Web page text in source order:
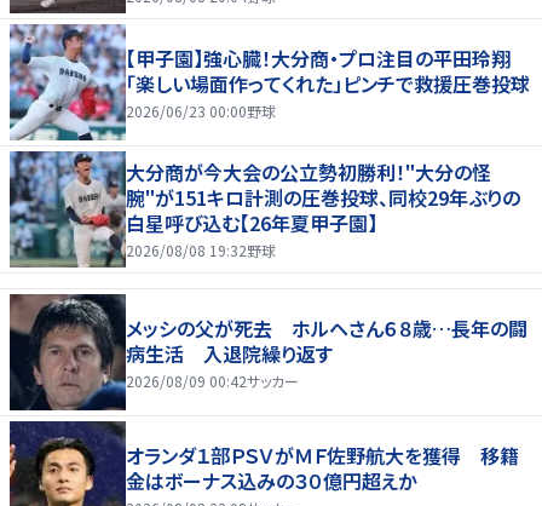
【甲子園】強心臓！大分商・プロ注目の平田玲翔
「楽しい場面作ってくれた」ピンチで救援圧巻投球
2026/06/23 00:00野球
大分商が今大会の公立勢初勝利！"大分の怪
腕"が151キロ計測の圧巻投球、同校29年ぶりの
白星呼び込む【26年夏甲子園】
2026/08/08 19:32野球
メッシの父が死去 ホルヘさん６８歳…長年の闘
病生活 入退院繰り返す
2026/08/09 00:42サッカー
オランダ１部ＰＳＶがＭＦ佐野航大を獲得 移籍
金はボーナス込みの３０億円超えか